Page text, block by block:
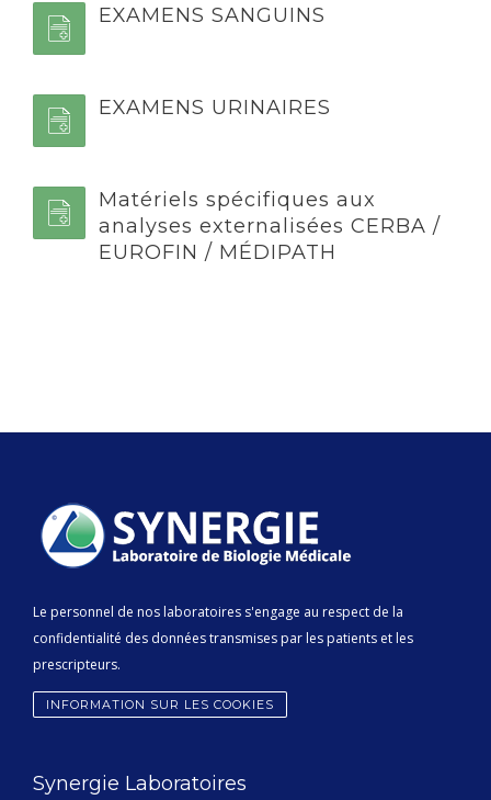
EXAMENS SANGUINS
EXAMENS URINAIRES
Matériels spécifiques aux
analyses externalisées CERBA /
EUROFIN / MÉDIPATH
Le personnel de nos laboratoires s'engage au respect de la
confidentialité des données transmises par les patients et les
prescripteurs.
INFORMATION SUR LES COOKIES
Synergie Laboratoires